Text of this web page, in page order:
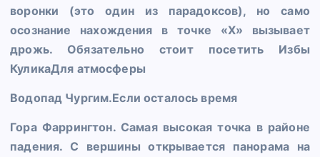
воронки (это один из парадоксов), но само
осознание нахождения в точке «Х» вызывает
дрожь. Обязательно стоит посетить Избы
КуликаДля атмосферы
Водопад Чургим.Если осталось время
Гора Фаррингтон. Самая высокая точка в районе
падения. С вершины открывается панорама на